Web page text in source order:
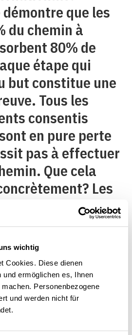
wichtig
Cookies. Diese dienen
ermöglichen es, Ihnen
Personenbezogene
und werden nicht für
démontre que les
du chemin à
80% de
étape qui
but constitue une
Tous les
consentis
en pure perte
pas à effectuer
Que cela
Les
et une liste
qualifiés
une
l’on cherche
débouchés à
sans un
à établir un
auprès de la